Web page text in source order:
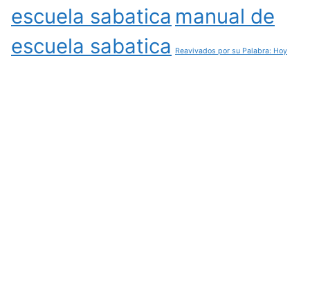
escuela sabatica manual de
escuela sabatica
Reavivados por su Palabra: Hoy